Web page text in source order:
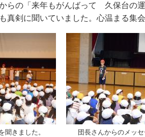
らの「来年もがんばって 久保台の
も真剣に聞いていました。心温ま
聞きました。 団長さんからのメッセ